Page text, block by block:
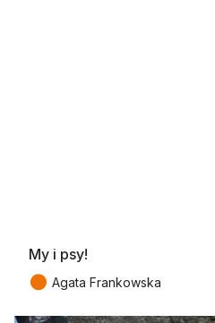
My i psy!
● Agata Frankowska